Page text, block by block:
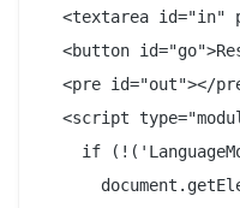
<textarea id="in"
<button
<pre id="out"></
<script
if